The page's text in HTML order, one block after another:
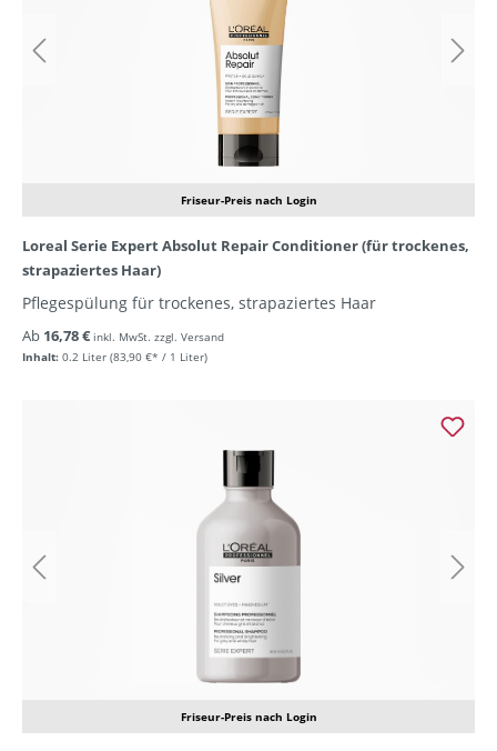
Friseur-Preis nach Login
Loreal Serie Expert Absolut Repair Conditioner (für trockenes,
strapaziertes Haar)
Pflegespülung für trockenes, strapaziertes Haar
Inhalt: 0.2 Liter (83,90 €* / 1 Liter)
Ab 16,78 € inkl. MwSt. zzgl. Versand
Friseur-Preis nach Login